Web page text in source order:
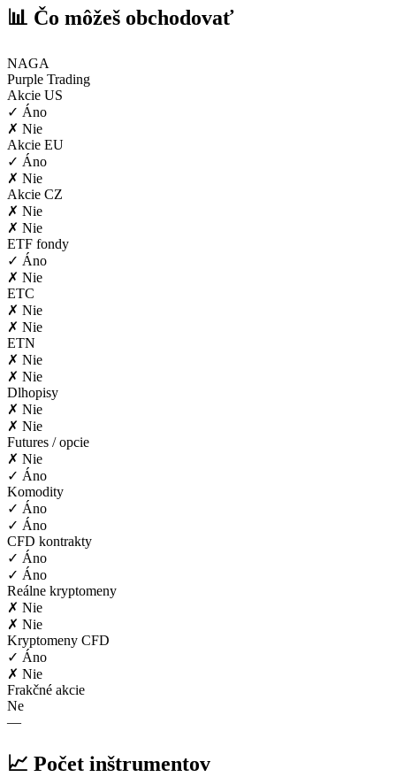
📊 Čo môžeš obchodovať
NAGA
Purple Trading
Akcie US
✓ Áno
✗ Nie
Akcie EU
✓ Áno
✗ Nie
Akcie CZ
✗ Nie
✗ Nie
ETF fondy
✓ Áno
✗ Nie
ETC
✗ Nie
✗ Nie
ETN
✗ Nie
✗ Nie
Dlhopisy
✗ Nie
✗ Nie
Futures / opcie
✗ Nie
✓ Áno
Komodity
✓ Áno
✓ Áno
CFD kontrakty
✓ Áno
✓ Áno
Reálne kryptomeny
✗ Nie
✗ Nie
Kryptomeny CFD
✓ Áno
✗ Nie
Frakčné akcie
Ne
—
📈 Počet inštrumentov